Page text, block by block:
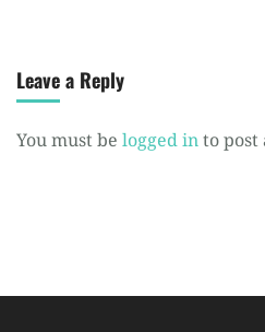
Leave a Reply
You must be logged into post